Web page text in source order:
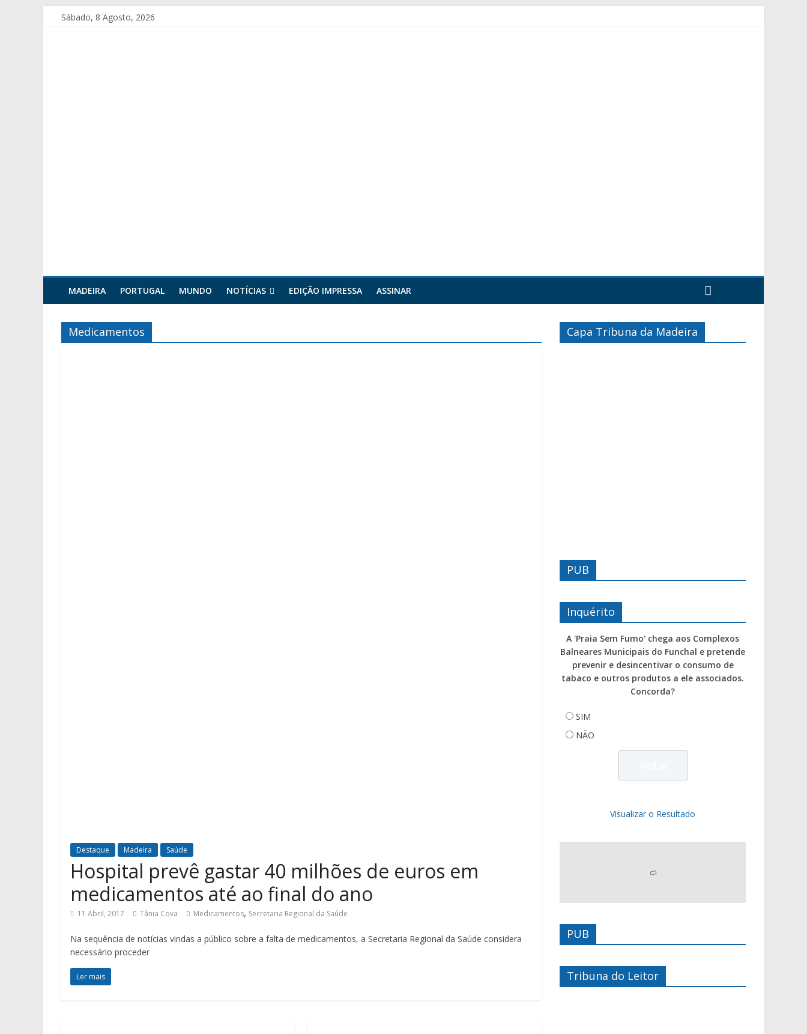
Sábado, 8 Agosto, 2026
MADEIRA PORTUGAL MUNDO NOTÍCIAS EDIÇÃO IMPRESSA ASSINAR
Medicamentos
Destaque Madeira Saúde
Hospital prevê gastar 40 milhões de euros em
medicamentos até ao final do ano
11 Abril, 2017 Tânia Cova Medicamentos, Secretaria Regional da Saúde
Na sequência de notícias vindas a público sobre a falta de medicamentos, a Secretaria Regional da Saúde considera
necessário proceder
Ler mais
Capa Tribuna da Madeira
PUB
Inquérito
A 'Praia Sem Fumo' chega aos Complexos
Balneares Municipais do Funchal e pretende
prevenir e desincentivar o consumo de
tabaco e outros produtos a ele associados.
Concorda?
SIM
NÃO
Visualizar o Resultado
PUB
Tribuna do Leitor